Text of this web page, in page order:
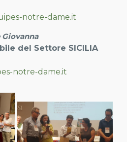
notre-dame.it
Giovanna
del Settore SICILIA
notre-dame.it